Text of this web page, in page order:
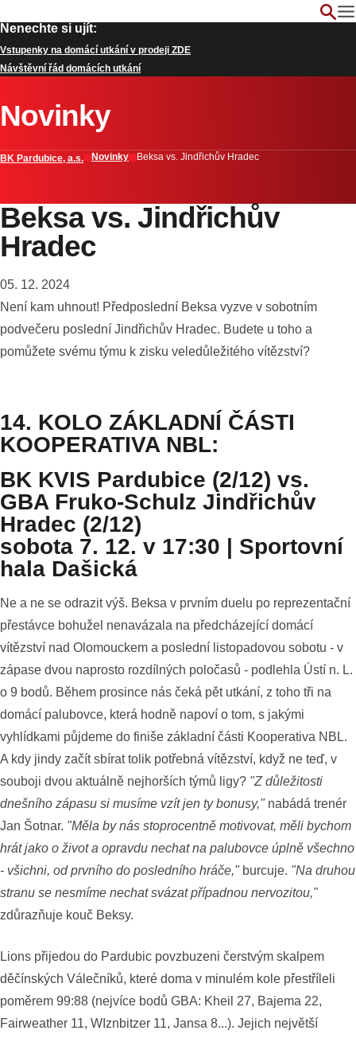
Nenechte si ujít:
Vstupenky na domácí utkání v prodeji ZDE
Návštěvní řád domácích utkání
Novinky
BK Pardubice, a.s. Novinky Beksa vs. Jindřichův Hradec
Beksa vs. Jindřichův
Hradec
05. 12. 2024
Není kam uhnout! Předposlední Beksa vyzve v sobotním
podvečeru poslední Jindřichův Hradec. Budete u toho a
pomůžete svému týmu k zisku veledůležitého vítězství?
14. KOLO ZÁKLADNÍ ČÁSTI
KOOPERATIVA NBL:
BK KVIS Pardubice (2/12) vs.
GBA Fruko-Schulz Jindřichův
Hradec (2/12)
sobota 7. 12. v 17:30 | Sportovní
hala Dašická
Ne a ne se odrazit výš. Beksa v prvním duelu po reprezentační
přestávce bohužel nenavázala na předcházející domácí
vítězství nad Olomouckem a poslední listopadovou sobotu - v
zápase dvou naprosto rozdílných poločasů - podlehla Ústí n. L.
o 9 bodů. Během prosince nás čeká pět utkání, z toho tři na
domácí palubovce, která hodně napoví o tom, s jakými
vyhlídkami půjdeme do finiše základní části Kooperativa NBL.
A kdy jindy začít sbírat tolik potřebná vítězství, když ne teď, v
souboji dvou aktuálně nejhorších týmů ligy? "Z důležitosti
dnešního zápasu si musíme vzít jen ty bonusy," nabádá trenér
Jan Šotnar. "Měla by nás stoprocentně motivovat, měli bychom
hrát jako o život a opravdu nechat na palubovce úplně všechno
- všichni, od prvního do posledního hráče," burcuje. "Na druhou
stranu se nesmíme nechat svázat případnou nervozitou,"
zdůrazňuje kouč Beksy.
Lions přijedou do Pardubic povzbuzeni čerstvým skalpem
děčínských Válečníků, které doma v minulém kole přestříleli
poměrem 99:88 (nejvíce bodů GBA: Kheil 27, Bajema 22,
Fairweather 11, WIznbitzer 11, Jansa 8...). Jejich největší